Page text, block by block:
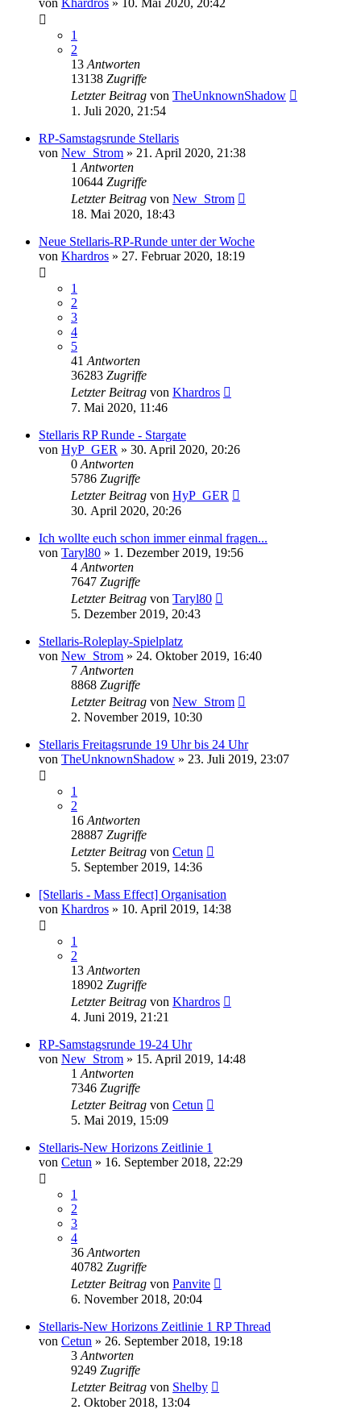
von Khardros » 10. Mai 2020, 20:42
1
2
13 Antworten
13138 Zugriffe
Letzter Beitrag von TheUnknownShadow
1. Juli 2020, 21:54
RP-Samstagsrunde Stellaris
von New_Strom » 21. April 2020, 21:38
1 Antworten
10644 Zugriffe
Letzter Beitrag von New_Strom
18. Mai 2020, 18:43
Neue Stellaris-RP-Runde unter der Woche
von Khardros » 27. Februar 2020, 18:19
1
2
3
4
5
41 Antworten
36283 Zugriffe
Letzter Beitrag von Khardros
7. Mai 2020, 11:46
Stellaris RP Runde - Stargate
von HyP_GER » 30. April 2020, 20:26
0 Antworten
5786 Zugriffe
Letzter Beitrag von HyP_GER
30. April 2020, 20:26
Ich wollte euch schon immer einmal fragen...
von Taryl80 » 1. Dezember 2019, 19:56
4 Antworten
7647 Zugriffe
Letzter Beitrag von Taryl80
5. Dezember 2019, 20:43
Stellaris-Roleplay-Spielplatz
von New_Strom » 24. Oktober 2019, 16:40
7 Antworten
8868 Zugriffe
Letzter Beitrag von New_Strom
2. November 2019, 10:30
Stellaris Freitagsrunde 19 Uhr bis 24 Uhr
von TheUnknownShadow » 23. Juli 2019, 23:07
1
2
16 Antworten
28887 Zugriffe
Letzter Beitrag von Cetun
5. September 2019, 14:36
[Stellaris - Mass Effect] Organisation
von Khardros » 10. April 2019, 14:38
1
2
13 Antworten
18902 Zugriffe
Letzter Beitrag von Khardros
4. Juni 2019, 21:21
RP-Samstagsrunde 19-24 Uhr
von New_Strom » 15. April 2019, 14:48
1 Antworten
7346 Zugriffe
Letzter Beitrag von Cetun
5. Mai 2019, 15:09
Stellaris-New Horizons Zeitlinie 1
von Cetun » 16. September 2018, 22:29
1
2
3
4
36 Antworten
40782 Zugriffe
Letzter Beitrag von Panvite
6. November 2018, 20:04
Stellaris-New Horizons Zeitlinie 1 RP Thread
von Cetun » 26. September 2018, 19:18
3 Antworten
9249 Zugriffe
Letzter Beitrag von Shelby
2. Oktober 2018, 13:04